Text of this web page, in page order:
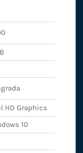
HD Graphics
10